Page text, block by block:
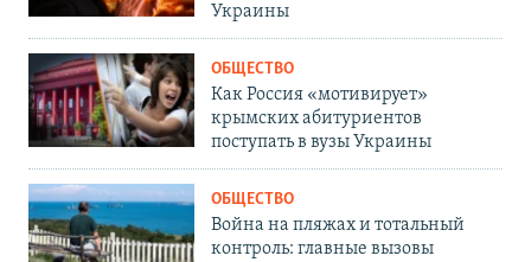
Украины
ОБЩЕСТВО
Как Россия «мотивирует»
крымских абитуриентов
поступать в вузы Украины
ОБЩЕСТВО
Война на пляжах и тотальный
контроль: главные вызовы